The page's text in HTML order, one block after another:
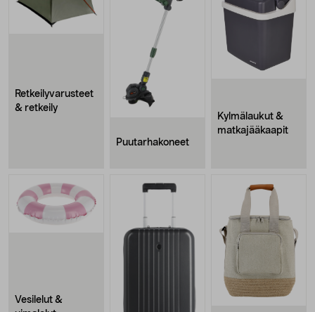
Retkeilyvarusteet
& retkeily
Puutarhakoneet
Kylmälaukut &
matkajääkaapit
Vesilelut &